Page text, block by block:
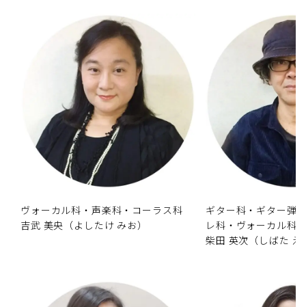
ヴォーカル科・声楽科・コーラス科
吉武 美央（よしたけ みお）
ギター科・ギター弾
レ科・ヴォーカル科
柴田 英次（しばた え